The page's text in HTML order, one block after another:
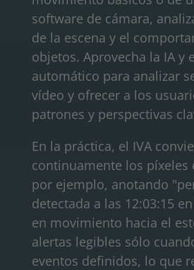
software de cámara,
de la escena y el
objetos. Aprovecha la IA y
automático para analizar
vídeo y ofrecer a los
patrones y perspectivas
En la práctica, el IVA
continuamente los píxeles
por ejemplo, anotando
detectada a las 12:03:15
en movimiento hacia el
alertas legibles sólo
eventos definidos, lo que